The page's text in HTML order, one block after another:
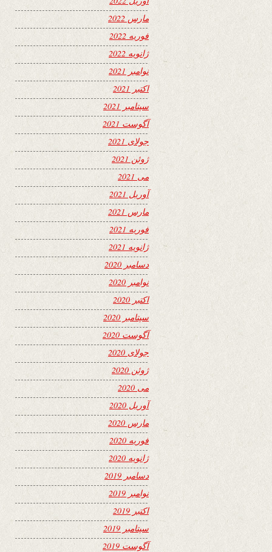
مارس 2022
فوریه 2022
ژانویه 2022
نوامبر 2021
اکتبر 2021
سپتامبر 2021
آگوست 2021
جولای 2021
ژوئن 2021
می 2021
آوریل 2021
مارس 2021
فوریه 2021
ژانویه 2021
دسامبر 2020
نوامبر 2020
اکتبر 2020
سپتامبر 2020
آگوست 2020
جولای 2020
ژوئن 2020
می 2020
آوریل 2020
مارس 2020
فوریه 2020
ژانویه 2020
دسامبر 2019
نوامبر 2019
اکتبر 2019
سپتامبر 2019
آگوست 2019